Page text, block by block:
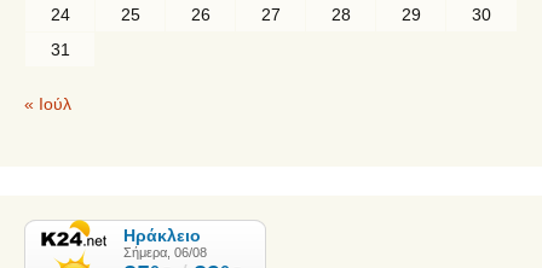
24
25 26 27 28 29
30
31
« Ιούλ